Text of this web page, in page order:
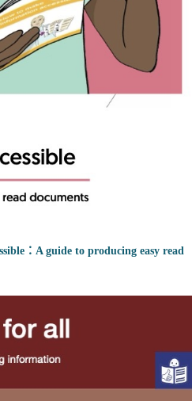
：A guide to producing easy read